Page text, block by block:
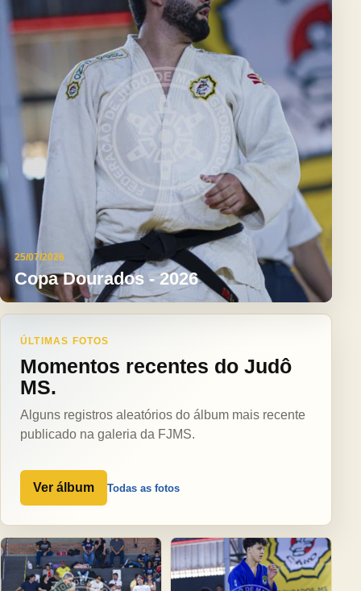
25/07/2026
Copa Dourados - 2026
ÚLTIMAS FOTOS
Momentos recentes do Judô
MS.
Alguns registros aleatórios do álbum mais recente
publicado na galeria da FJMS.
Ver álbum Todas as fotos